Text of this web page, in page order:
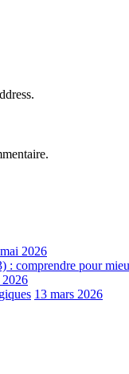
2026
comprendre pour
13 mars 2026